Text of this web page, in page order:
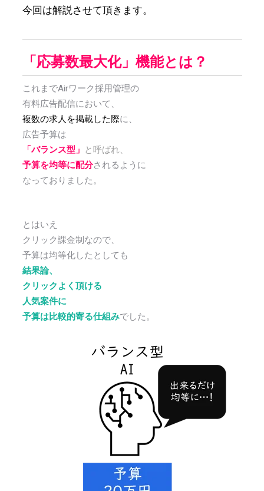
今回は解説させて頂きます。
「応募数最大化」機能とは？
これまでAirワーク採用管理の
有料広告配信において、
複数の求人を掲載した際に、
広告予算は
「バランス型」 と呼ばれ、
予算を均等に配分されるように
なっておりました。
とはいえ
クリック課金制なので、
予算は均等化したとしても
結果論、
クリックよく頂ける
人気案件に
予算は比較的寄る仕組みでした。